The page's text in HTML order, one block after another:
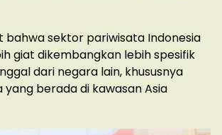
bahwa sektor pariwisata Indonesia
giat dikembangkan lebih spesifik
dari negara lain, khususnya
berada di kawasan Asia